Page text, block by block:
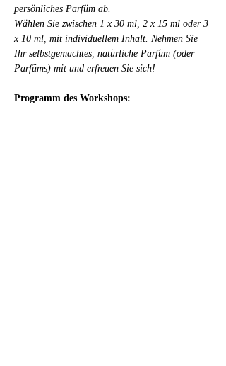
persönliches Parfüm ab.
Wählen Sie zwischen 1 x 30 ml, 2 x 15 ml oder 3
x 10 ml, mit individuellem Inhalt. Nehmen Sie
Ihr selbstgemachtes, natürliche Parfüm (oder
Parfüms) mit und erfreuen Sie sich!
Programm des Workshops: